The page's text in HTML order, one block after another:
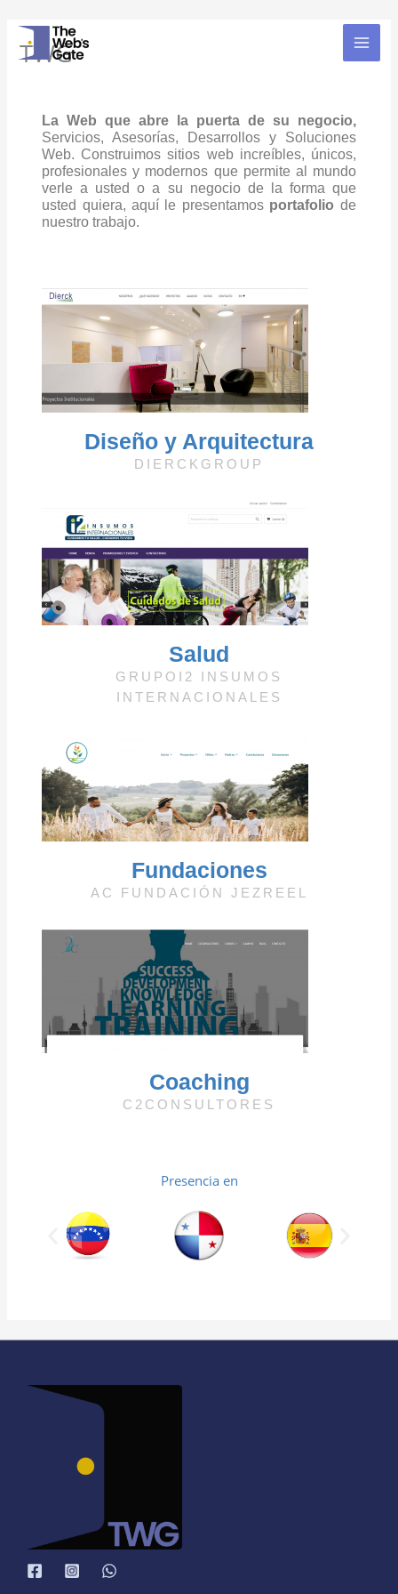
contenido
TWG
La Web que abre la puerta de su negocio,
Servicios, Asesorías, Desarrollos y Soluciones
Web. Construimos sitios web increíbles, únicos,
profesionales y modernos que permite al mundo
verle a usted o a su negocio de la forma que
usted quiera, aquí le presentamos portafolio de
nuestro trabajo.
Diseño y Arquitectura​
DIERCKGROUP
Salud
GRUPOI2 INSUMOS
INTERNACIONALES
Fundaciones
AC FUNDACIÓN JEZREEL
Coaching
C2CONSULTORES
Presencia en